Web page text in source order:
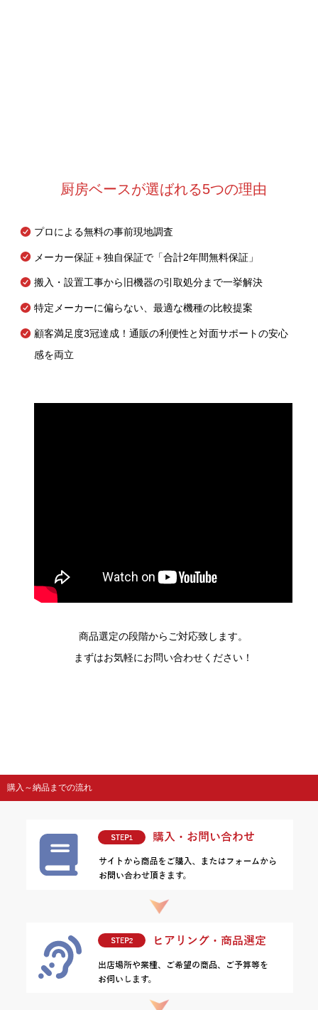
厨房ベースが選ばれる5つの理由
プロによる無料の事前現地調査
メーカー保証＋独自保証で「合計2年間無料保証」
搬入・設置工事から旧機器の引取処分まで一挙解決
特定メーカーに偏らない、最適な機種の比較提案
顧客満足度3冠達成！通販の利便性と対面サポートの安心
感を両立
商品選定の段階からご対応致します。
まずはお気軽にお問い合わせください！
購入～納品までの流れ